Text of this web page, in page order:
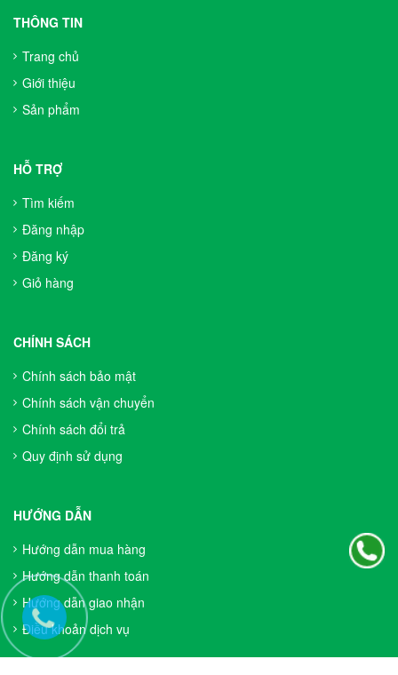
THÔNG TIN
Trang chủ
Giới thiệu
Sản phẩm
HỖ TRỢ
Tìm kiếm
Đăng nhập
Đăng ký
Giỏ hàng
CHÍNH SÁCH
Chính sách bảo mật
Chính sách vận chuyển
Chính sách đổi trả
Quy định sử dụng
HƯỚNG DẪN
Hướng dẫn mua hàng
Hướng dẫn thanh toán
Hướng dẫn giao nhận
Điều khoản dịch vụ